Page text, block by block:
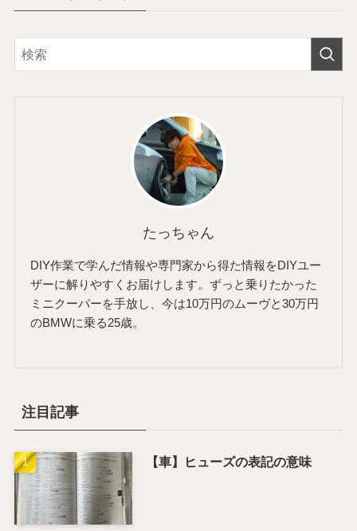
たっちゃん
DIY作業で学んだ情報や専門家から得た情報をDIYユー
ザーに解りやすくお届けします。ずっと乗りたかった
ミニクーパーを手放し、今は10万円のムーヴと30万円
のBMWに乗る25歳。
注目記事
【車】ヒューズの表記の意味